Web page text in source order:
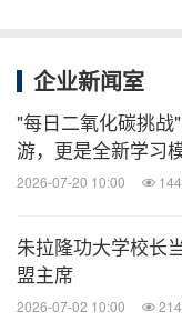
企业新闻室
"每日二氧化碳挑战
游，更是全新学习
2026-07-20 10:00
朱拉隆功大学校长
盟主席
2026-07-02 10:00